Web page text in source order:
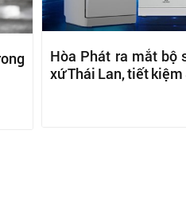
Hòa Phát ra mắt bộ
xứ Thái Lan, tiết